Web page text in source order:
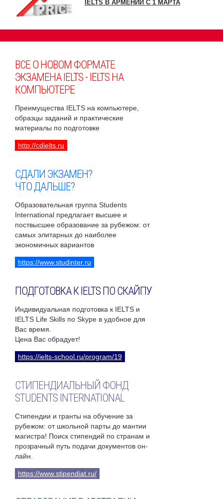
IELTS В АРМЕНИИ С 1 МАРТА
ВСЕ О НОВОМ ФОРМАТЕ
ЭКЗАМЕНА IELTS - IELTS НА
КОМПЬЮТЕРЕ
Преимущества IELTS на компьютере,
образцы заданий и практические
материалы по подготовке
http://cdielts.ru
СДАЛИ ЭКЗАМЕН?
ЧТО ДАЛЬШЕ?
Образовательная группа Students
International предлагает высшее и
поствысшее образование за рубежом: от
самых элитарных до наиболее
экономичных вариантов
https://www.studinter.ru
ПОДГОТОВКА К IELTS ПО СКАЙПУ
Индивидуальная подготовка к IELTS и
IELTS Life Skills по Skype в удобное для
Вас время.
Цена Вас обрадует!
https://ielts-school.ru/program/19
СТИПЕНДИАЛЬНЫЙ ФОНД
STUDENTS INTERNATIONAL
Стипендии и гранты на обучение за
рубежом: от школьной парты до мантии
магистра! Поиск стипендий по странам и
прозрачный путь подачи документов он-
лайн.
https://www.stipendiat.ru/